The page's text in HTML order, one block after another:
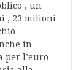
, un
, 23 milioni
in
per l’euro